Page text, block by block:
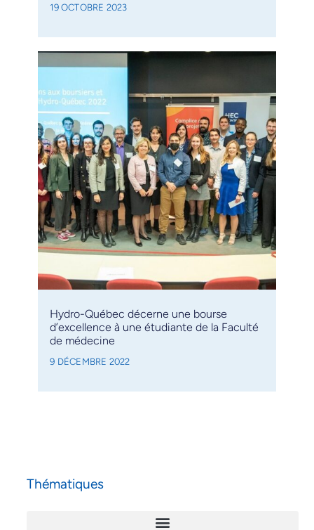
19 OCTOBRE 2023
Hydro-Québec décerne une bourse
d’excellence à une étudiante de la Faculté
de médecine
9 DÉCEMBRE 2022
Thématiques